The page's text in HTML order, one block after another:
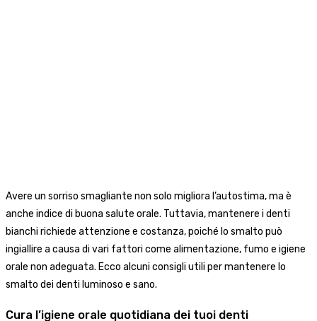
Avere un sorriso smagliante non solo migliora l’autostima, ma è
anche indice di buona salute orale. Tuttavia, mantenere i denti
bianchi richiede attenzione e costanza, poiché lo smalto può
ingiallire a causa di vari fattori come alimentazione, fumo e igiene
orale non adeguata. Ecco alcuni consigli utili per mantenere lo
smalto dei denti luminoso e sano.
Cura l’igiene orale quotidiana dei tuoi denti